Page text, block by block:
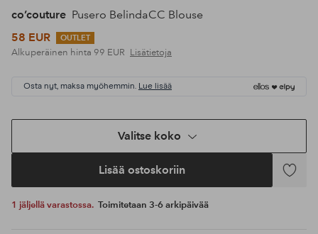
co’couture Pusero BelindaCC Blouse
58 EUR
OUTLET
Alkuperäinen hinta 99 EUR Lisätietoja
Osta nyt, maksa myöhemmin. Lue lisää
Valitse koko
Lisää ostoskoriin
Lisää
1 jäljellä varastossa. Toimitetaan 3-6 arkipäivää